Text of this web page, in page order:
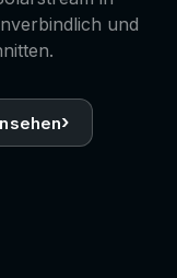
und
›